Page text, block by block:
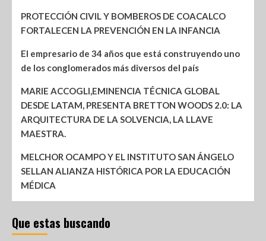
PROTECCIÓN CIVIL Y BOMBEROS DE COACALCO
FORTALECEN LA PREVENCIÓN EN LA INFANCIA
El empresario de 34 años que está construyendo uno
de los conglomerados más diversos del país
MARIE ACCOGLI,EMINENCIA TÉCNICA GLOBAL
DESDE LATAM, PRESENTA BRETTON WOODS 2.0: LA
ARQUITECTURA DE LA SOLVENCIA, LA LLAVE
MAESTRA.
MELCHOR OCAMPO Y EL INSTITUTO SAN ÁNGELO
SELLAN ALIANZA HISTÓRICA POR LA EDUCACIÓN
MÉDICA
Que estas buscando